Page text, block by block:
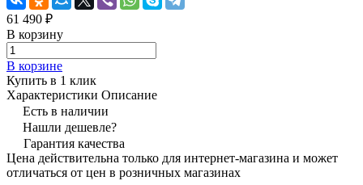
61 490 ₽
В корзину
В корзине
Купить в 1 клик
Характеристики Описание
Есть в наличии
Нашли дешевле?
Гарантия качества
Цена действительна только для интернет-магазина и может
отличаться от цен в розничных магазинах